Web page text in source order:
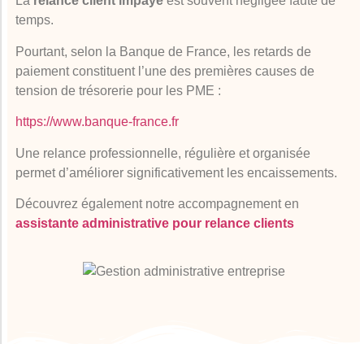
temps.
Pourtant, selon la Banque de France, les retards de
paiement constituent l’une des premières causes de
tension de trésorerie pour les PME :
https://www.banque-france.fr
Une relance professionnelle, régulière et organisée
permet d’améliorer significativement les encaissements.
Découvrez également notre accompagnement en
assistante administrative pour relance clients